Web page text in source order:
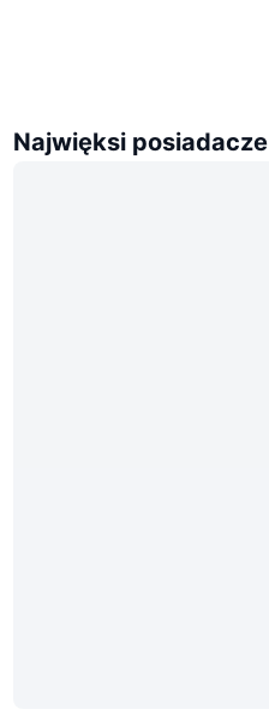
Najwięksi posiadacze